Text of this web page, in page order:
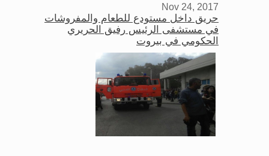
Nov 24, 2017
حريق داخل مستودع للطعام والمفروشات
في مستشفى الرئيس رفيق الحريري
الحكومي في بيروت